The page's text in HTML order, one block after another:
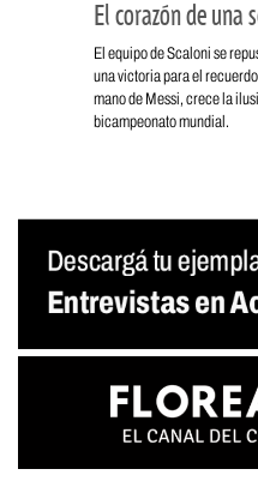
El corazón de
El equipo de Scaloni se
una victoria para el
mano de Messi, crece la
bicampeonato mundial.